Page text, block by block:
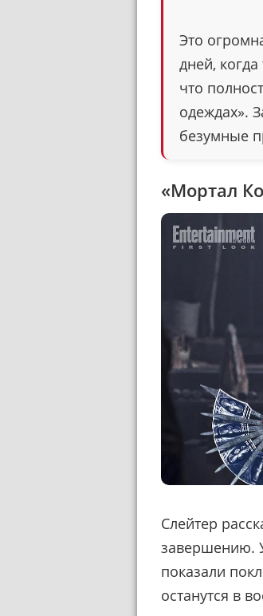
Это
дней,
что
одеждах».
безумные
«Мортал
Слейтер
завершению.
показали
останутся в